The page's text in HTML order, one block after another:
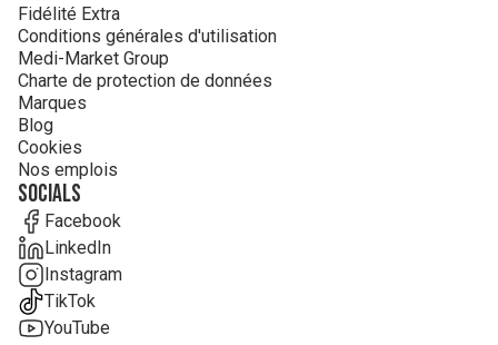
Fidélité Extra
Conditions générales d'utilisation
Medi-Market Group
Charte de protection de données
Marques
Blog
Cookies
Nos emplois
Socials
Facebook
LinkedIn
Instagram
TikTok
YouTube